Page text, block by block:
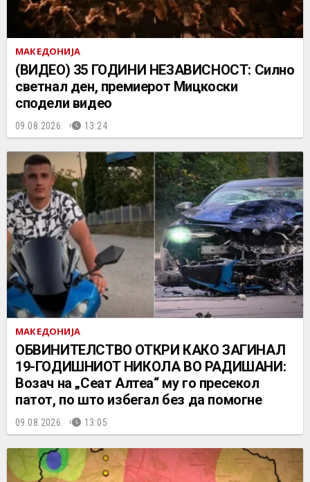
МАКЕДОНИЈА
(ВИДЕО) 35 ГОДИНИ НЕЗАВИСНОСТ: Силно
светнал ден, премиерот Мицкоски
сподели видео
09.08.2026. 13:24
МАКЕДОНИЈА
ОБВИНИТЕЛСТВО ОТКРИ КАКО ЗАГИНАЛ
19-ГОДИШНИОТ НИКОЛА ВО РАДИШАНИ:
Возач на „Сеат Алтеа“ му го пресекол
патот, по што избегал без да помогне
09.08.2026. 13:05